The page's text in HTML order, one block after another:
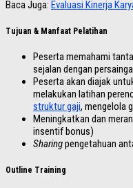
Baca Juga: Evaluasi Kinerja
Tujuan & Manfaat Pelatihan
Peserta memahami
sejalan dengan
Peserta akan diajak
melakukan latihan
struktur gaji, mengelola
Meningkatkan dan
insentif bonus)
Sharingpengetahuan
Outline Training